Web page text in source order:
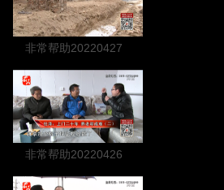
非常帮助20220427
非常帮助20220426